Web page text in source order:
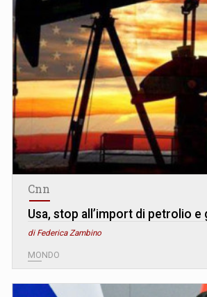
Cnn
Usa, stop all’import di petrolio e
di Federica Zambino
MONDO